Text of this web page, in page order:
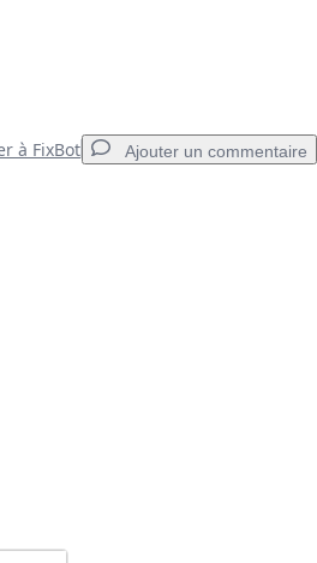
à FixBot Ajouter un commentaire